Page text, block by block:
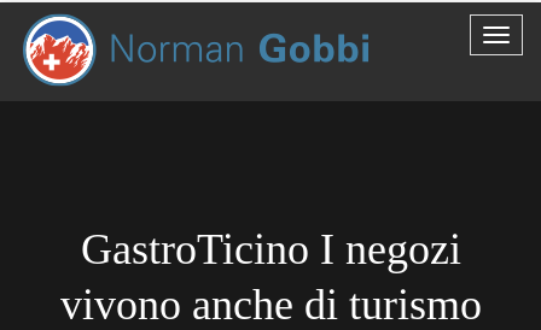
GastroTicino I negozi
vivono anche di turismo